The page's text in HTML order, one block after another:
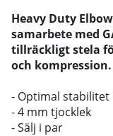
Heavy Duty
samarbete med
tillräckligt stela
och kompression.
- Optimal stabilitet
- 4 mm tjocklek
- Sälj i par